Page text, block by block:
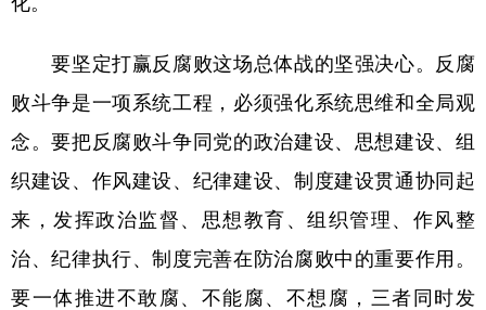
要坚定打赢反腐败这场总体战的坚强决心。反腐
败斗争是一项系统工程，必须强化系统思维和全局观
念。要把反腐败斗争同党的政治建设、思想建设、组
织建设、作风建设、纪律建设、制度建设贯通协同起
来，发挥政治监督、思想教育、组织管理、作风整
治、纪律执行、制度完善在防治腐败中的重要作用。
要一体推进不敢腐、不能腐、不想腐，三者同时发